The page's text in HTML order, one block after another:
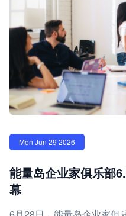
Mon Jun 29 2026
能量岛企业家俱乐部
幕